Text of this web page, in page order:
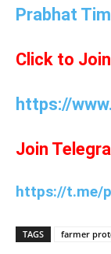
Prabhat
Click to
https://
Join
https://t.me/
TAGS farmer